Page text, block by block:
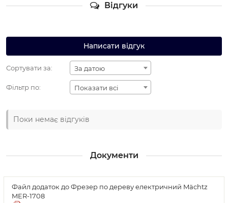
Відгуки
Написати відгук
Сортувати за: За датою
Фільтр по: Показати всі
Поки немає відгуків
Документи
Файл додаток до Фрезер по дереву електричний Mächtz
MER-1708